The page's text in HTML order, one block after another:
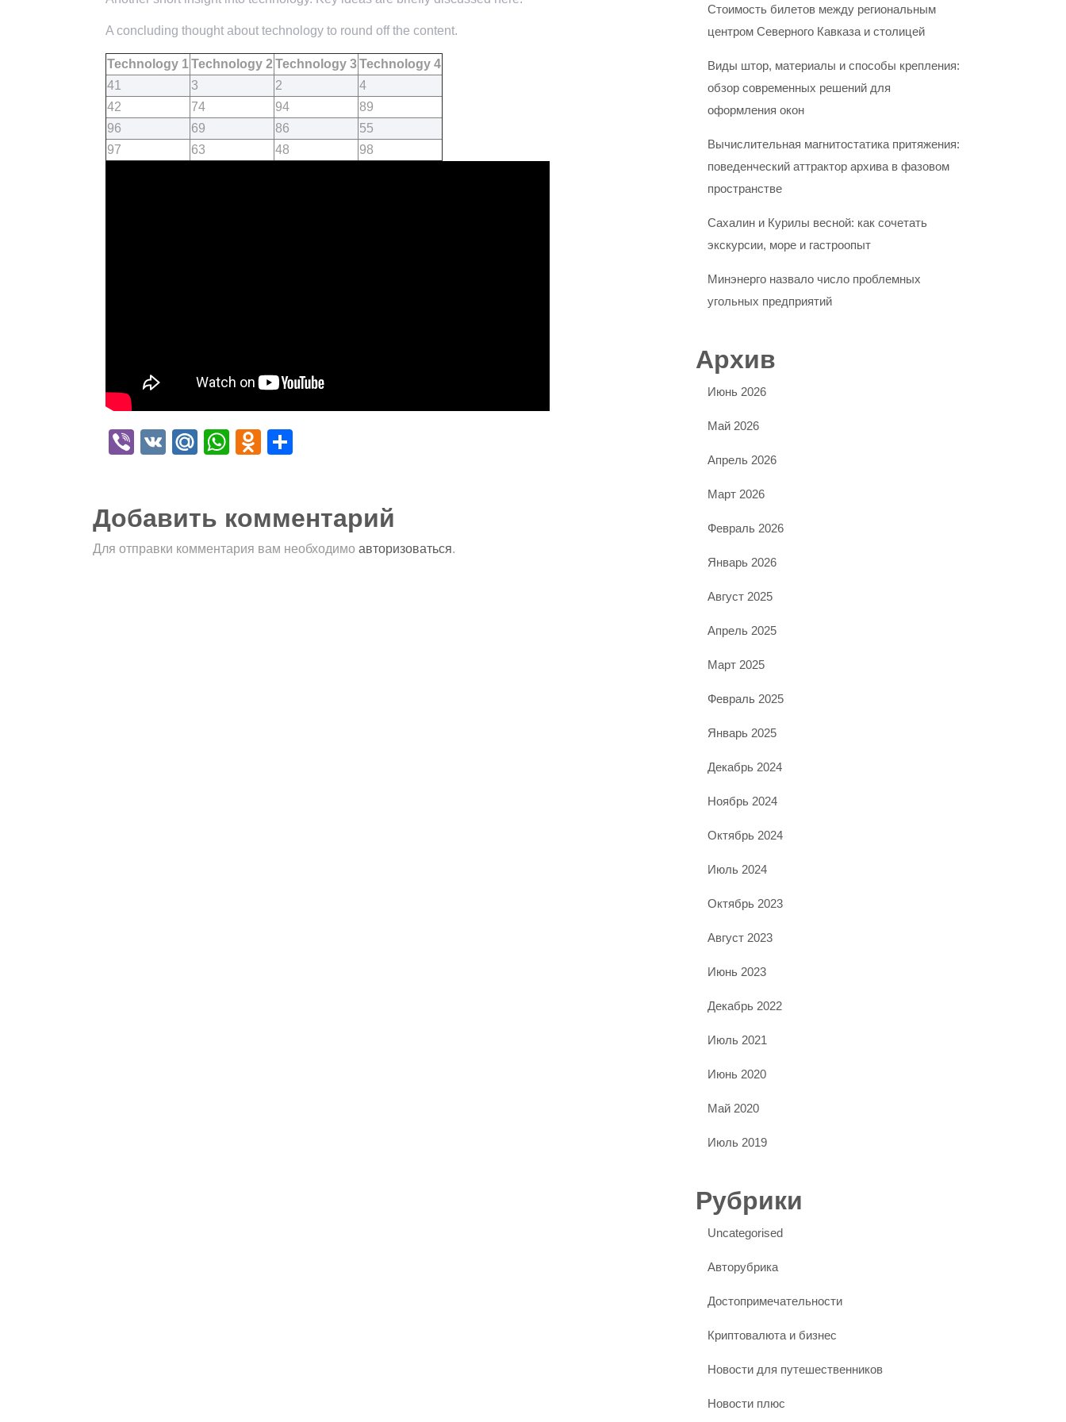
A concluding thought about technology to round off the content.
Technology 1Technology 2 Technology 3Technology 4
41
3 2
4
42
74 94
89
96
69 86
55
97
63 48 98
Viber
VK Mail.Ru
WhatsApp
Odnoklassniki
Добавить комментарий
Для отправки комментария вам необходимо авторизоваться.
Стоимость билетов между региональным
центром Северного Кавказа и столицей
Виды штор, материалы и способы крепления:
обзор современных решений для
оформления окон
Вычислительная магнитостатика притяжения:
поведенческий аттрактор архива в фазовом
пространстве
Сахалин и Курилы весной: как сочетать
экскурсии, море и гастроопыт
Минэнерго назвало число проблемных
угольных предприятий
Архив
Июнь 2026
Май 2026
Апрель 2026
Март 2026
Февраль 2026
Январь 2026
Август 2025
Апрель 2025
Март 2025
Февраль 2025
Январь 2025
Декабрь 2024
Ноябрь 2024
Октябрь 2024
Июль 2024
Октябрь 2023
Август 2023
Июнь 2023
Декабрь 2022
Июль 2021
Июнь 2020
Май 2020
Июль 2019
Рубрики
Uncategorised
Авторубрика
Достопримечательности
Криптовалюта и бизнес
Новости для путешественников
Новости плюс